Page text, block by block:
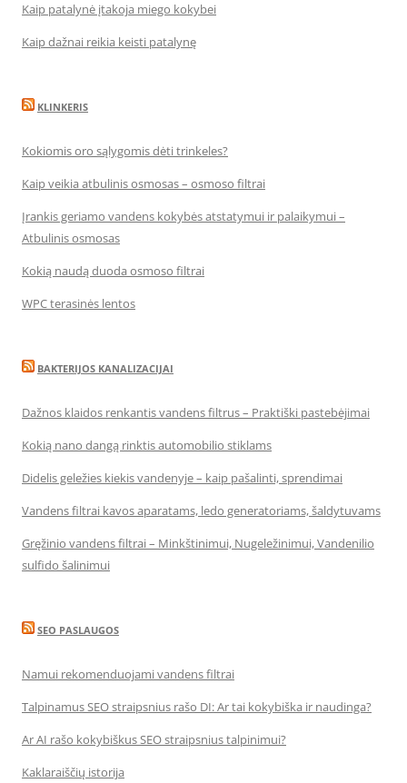
Kaip patalynė įtakoja miego kokybei
Kaip dažnai reikia keisti patalynę
KLINKERIS
Kokiomis oro sąlygomis dėti trinkeles?
Kaip veikia atbulinis osmosas – osmoso filtrai
Įrankis geriamo vandens kokybės atstatymui ir palaikymui –
Atbulinis osmosas
Kokią naudą duoda osmoso filtrai
WPC terasinės lentos
BAKTERIJOS KANALIZACIJAI
Dažnos klaidos renkantis vandens filtrus – Praktiški pastebėjimai
Kokią nano dangą rinktis automobilio stiklams
Didelis geležies kiekis vandenyje – kaip pašalinti, sprendimai
Vandens filtrai kavos aparatams, ledo generatoriams, šaldytuvams
Gręžinio vandens filtrai – Minkštinimui, Nugeležinimui, Vandenilio
sulfido šalinimui
SEO PASLAUGOS
Namui rekomenduojami vandens filtrai
Talpinamus SEO straipsnius rašo DI: Ar tai kokybiška ir naudinga?
Ar AI rašo kokybiškus SEO straipsnius talpinimui?
Kaklaraiščių istorija